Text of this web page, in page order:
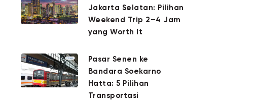
Jakarta Selatan: Pilihan
Weekend Trip 2–4 Jam
yang Worth It
Pasar Senen ke
Bandara Soekarno
Hatta: 5 Pilihan
Transportasi